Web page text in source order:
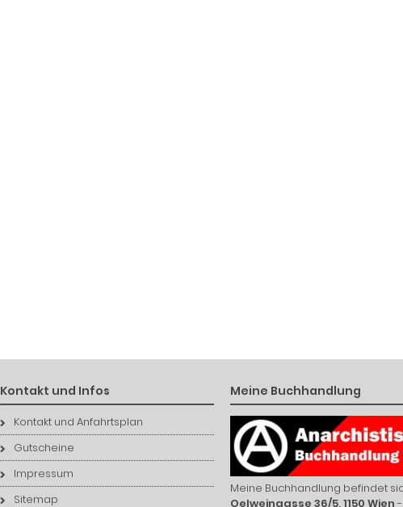
Kontakt und Infos
Kontakt und Anfahrtsplan
Gutscheine
Impressum
Sitemap
Meine Buchhandlung
Meine Buchhandlung befindet
Oelweingasse 36/5, 1150 Wien-